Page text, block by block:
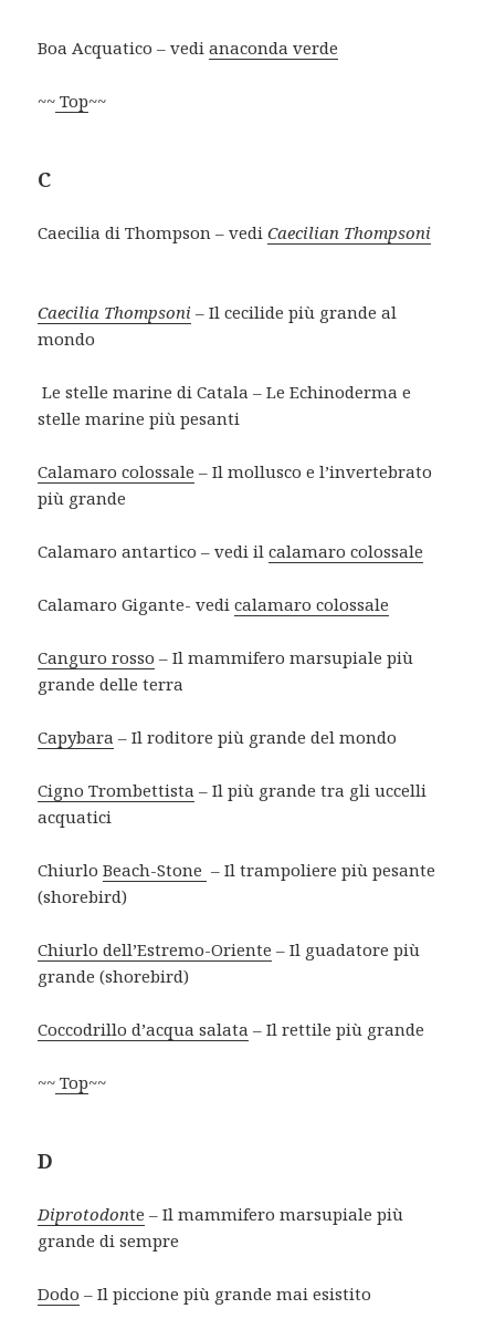
Boa Acquatico – vedianaconda verde
~~ Top~~
C
Caecilia di Thompson – vediCaecilian Thompsoni
Caecilia Thompsoni – Il cecilide più grande al
mondo
Le stelle marine di Catala – Le Echinoderma e
stelle marine più pesanti
Calamaro colossale – Il mollusco e l’invertebrato
più grande
Calamaro antartico – vedi ilcalamaro colossale
Calamaro Gigante- vedicalamaro colossale
Canguro rosso – Il mammifero marsupiale più
grande delle terra
Capybara – Il roditore più grande del mondo
Cigno Trombettista – Il più grande tra gli uccelli
acquatici
ChiurloBeach-Stone – Il trampoliere più pesante
(shorebird)
Chiurlo dell’Estremo-Oriente – Il guadatore più
grande (shorebird)
Coccodrillo d’acqua salata – Il rettile più grande
~~ Top~~
D
Diprotodonte – Il mammifero marsupiale più
grande di sempre
Dodo – Il piccione più grande mai esistito